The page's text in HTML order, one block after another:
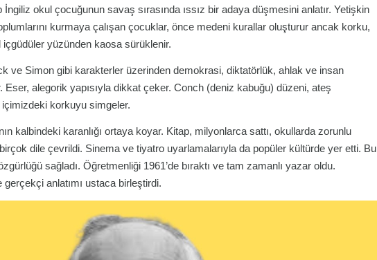
İngiliz okul çocuğunun savaş sırasında ıssız bir adaya düşmesini anlatır. Yetişkin
kurmaya çalışan çocuklar, önce medeni kurallar oluşturur ancak korku,
yüzünden kaosa sürüklenir.
ve Simon gibi karakterler üzerinden demokrasi, diktatörlük, ahlak ve insan
Eser, alegorik yapısıyla dikkat çeker. Conch (deniz kabuğu) düzeni, ateş
içimizdeki korkuyu simgeler.
kalbindeki karanlığı ortaya koyar. Kitap, milyonlarca sattı, okullarda zorunlu
dile çevrildi. Sinema ve tiyatro uyarlamalarıyla da popüler kültürde yer etti. Bu
sağladı. Öğretmenliği 1961’de bıraktı ve tam zamanlı yazar oldu.
anlatımı ustaca birleştirdi.